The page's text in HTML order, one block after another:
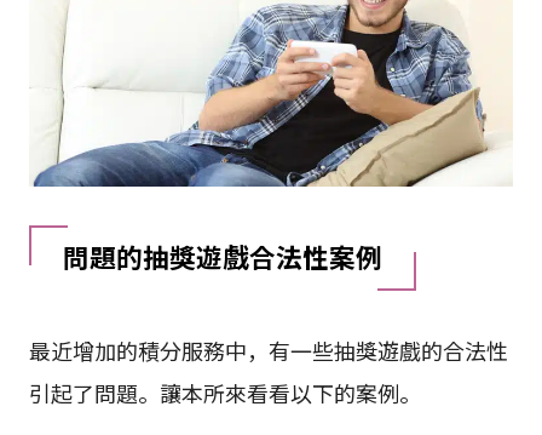
問題的抽獎遊戲合法性案例
最近增加的積分服務中，有一些抽獎遊戲的合法性
引起了問題。讓本所來看看以下的案例。